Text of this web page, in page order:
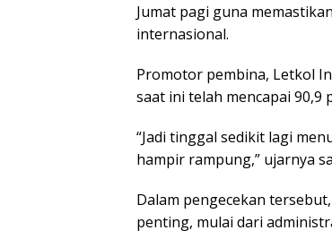
Jumat pagi guna
internasional.
Promotor pembina, Letkol
saat ini telah mencapai 90,9
“Jadi tinggal sedikit lagi
hampir rampung,” ujarnya
Dalam pengecekan
penting, mulai dari